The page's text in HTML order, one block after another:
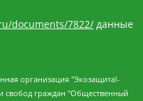
documents/7822/ данные
Автономная некоммерческая организация по защите прав человека и информированию населения "Якутия – Наше Мнение", Общество с ограниченной ответственностью "Москоу диджитал медиа", с 26.01.2023 Общество с ограниченной ответственностью "Чайка Белые сады", Ветошкина Валерия Валерьевна, Заговора Максим Александрович, Межрегиональное общественное движение "Российская ЛГБТ - сеть", Оленичев Максим Владимирович, Павлов Иван Юрьевич, Скворцова Елена Сергеевна, Общество с ограниченной ответственностью "Как бы инагент", Кочетков Игорь Викторович, Общество с ограниченной ответственностью "Честные выборы", Еланчик Олег Александрович, Общество с ограниченной ответственностью "Нобелевский призыв", Гималова Регина Эмилевна, Григорьев Андрей Валерьевич, Григорьева Алина Александровна, Ассоциация по содействию защите прав призывников, альтернативнослужащих и военнослужащих "Правозащитная группа "Гражданин.Армия.Право", Хисамова Регина Фаритовна, Автономная некоммерческая организация по реализации социально-правовых программ "Лилит", Дальневосточное общественное движение "Маяк", Санкт-Петербургская ЛГБТ-инициативная группа "Выход", Инициативная группа ЛГБТ+ "Реверс", Алексеев Андрей Викторович, Бекбулатова Таисия Львовна, Беляев Иван Михайлович, Владыкина Елена Сергеевна, Гельман Марат Александрович, Никульшина Вероника Юрьевна, Толоконникова Надежда Андреевна, Шендерович Виктор Анатольевич, Общество с ограниченной ответственностью "Данное сообщение", Общество с ограниченной ответственностью Издательский дом "Новая глава", Айнбиндер Александра Александровна, Московский комьюнити-центр для ЛГБТ+инициатив, Благотворительный фонд развития филантропии, Deutsche Welle (Германия, Kurt-Schumacher-Strasse 3, 53113 Bonn), Борзунова Мария Михайловна, Воробьев Виктор Викторович, Голубева Анна Львовна, Константинова Алла Михайловна, Малкова Ирина Владимировна, Мурадов Мурад Абдулгалимович, Осетинская Елизавета Николаевна, Понасенков Евгений Николаевич, Ганапольский Матвей Юрьевич, Киселев Евгений Алексеевич, Борухович Ирина Григорьевна, Дремин Иван Тимофеевич, Дубровский Дмитрий Викторович, Красноярская региональная общественная организация поддержки и развития альтернативных образовательных технологий и межкультурных коммуникаций "ИНТЕРРА", Маяковская Екатерина Алексеевна, Фейгин Марк Захарович, Филимонов Андрей Викторович, Дзугкоева Регина Николаевна, Доброхотов Роман Александрович, Дудь Юрий Александрович, Елкин Сергей Владимирович, Кругликов Кирилл Игоревич, Сабунаева Мария Леонидовна, Семенов Алексей Владимирович, Шаинян Карен Багратович, Шульман Екатерина Михайловна, Асафьев Артур Валерьевич, Вахштайн Виктор Семенович, Венедиктов Алексей Алексеевич, Лушникова Екатерина Евгеньевна, Волков Леонид Михайлович, Невзоров Александр Глебович, Пархоменко Сергей Борисович, Сироткин Ярослав Николаевич, Кара-Мурза Владимир Владимирович, Баранова Наталья Владимировна, Гозман Леонид Яковлевич, Кагарлицкий Борис Юльевич, Климарев Михаил Валерьевич, Милов Владимир Станиславович, Автономная некоммерческая организация Краснодарский центр современного искусства "Типография", Моргенштерн Алишер Тагирович, Соболь Любовь Эдуардовна, Общество с ограниченной ответственностью "ЛИЗА НОРМ", Каспаров Гарри Кимович, Ходорковский Михаил Борисович, Общество с ограниченной ответственностью "Апрельские тезисы", Данилович Ирина Брониславовна, Кашин Олег Владимирович, Петров Николай Владимирович, Пивоваров Алексей Владимирович, Соколов Михаил Владимирович, Цветкова Юлия Владимировна, Чичваркин Евгений Александрович, Комитет против пыток/Команда против пыток, Общество с ограниченной ответственностью "Первый научный", Общество с ограниченной ответственностью "Вертолет и ко", Белоцерковская Вероника Борисовна, Кац Максим Евгеньевич, Лазарева Татьяна Юрьевна, Шаведдинов Руслан Табризович, Яшин Илья Валерьевич, Общество с ограниченной ответственностью "Иноагент ААВ", Алешковский Дмитрий Петрович, Альбац Евгения Марковна, Быков Дмитрий Львович, Галямина Юлия Евгеньевна, Лойко Сергей Леонидович, Мартынов Кирилл Константинович, Медведев Сергей Александрович, Крашенинников Федор Геннадиевич, Гордеева Катерина Вл